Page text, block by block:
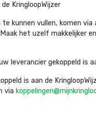
KringloopWijzer
te kunnen vullen, komen
het uzelf makkelijker
leverancier gekoppeld is
is aan de
via